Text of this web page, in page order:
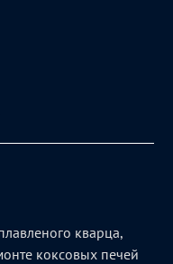
кварца,
коксовых печей